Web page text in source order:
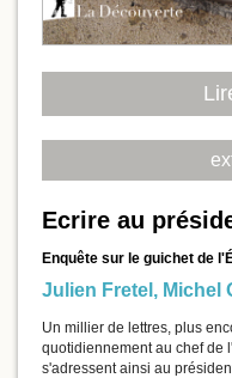
Ecrire au
Enquête sur le guichet de
Julien Fretel , Michel
Un millier de lettres, plus
quotidiennement au chef de
s'adressent ainsi au